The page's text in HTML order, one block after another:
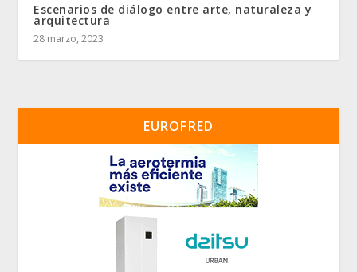
Escenarios de diálogo entre arte, naturaleza y
arquitectura
28 marzo, 2023
EUROFRED